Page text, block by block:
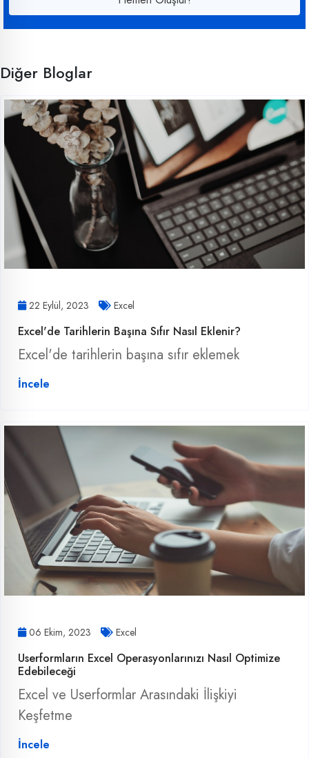
Diğer Bloglar
22 Eylül, 2023 Excel
Excel'de Tarihlerin Başına Sıfır Nasıl Eklenir?
Excel'de tarihlerin başına sıfır eklemek
İncele
06 Ekim, 2023 Excel
Userformların Excel Operasyonlarınızı Nasıl Optimize
Edebileceği
Excel ve Userformlar Arasındaki İlişkiyi
Keşfetme
İncele